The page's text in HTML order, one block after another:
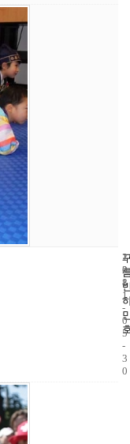
1
2
8
2
0
1
1
-
0
5
-
3
0